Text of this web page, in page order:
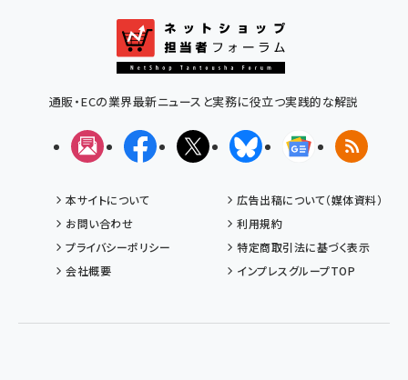
通販・ECの業界最新ニュースと実務に役立つ実践的な解説
メルマガFacebookX(エックス)BlueskyGoogleニュ
RSS
本サイトについて
広告出稿について（媒体資料）
お問い合わせ
利用規約
プライバシーポリシー
特定商取引法に基づく表示
会社概要
インプレスグループTOP